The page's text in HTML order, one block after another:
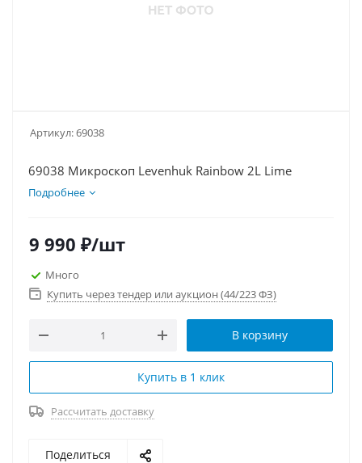
Артикул:69038
69038 Микроскоп Levenhuk Rainbow 2L Lime
Подробнее
9 990 ₽/шт
Много
Купить через тендер или аукцион (44/223 ФЗ)
В корзину
Купить в 1 клик
Рассчитать доставку
Поделиться